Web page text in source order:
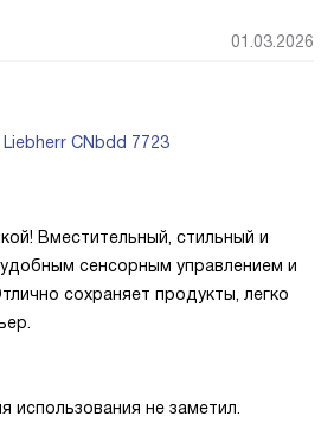
01.03.2026
CNbdd 7723
Вместительный, стильный и
сенсорным управлением и
сохраняет продукты, легко
использования не заметил.